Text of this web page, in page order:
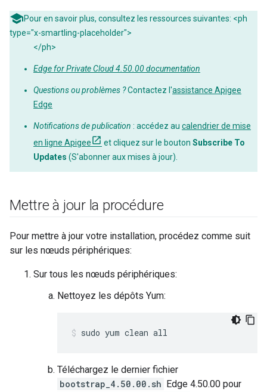
Pour en savoir plus, consultez les ressources suivantes: <ph
type="x-smartling-placeholder">
</ph>
Edge for Private Cloud 4.50.00 documentation
Questions ou problèmes ?Contactez l'assistance Apigee
Edge
Notifications de publication : accédez au calendrier de mise
en ligne Apigee
et cliquez sur le bouton Subscribe To
Updates (S'abonner aux mises à jour).
Mettre à jour la procédure
Pour mettre à jour votre installation, procédez comme suit
sur les nœuds périphériques:
Sur tous les nœuds périphériques:
Nettoyez les dépôts Yum:
sudo yum clean all
Téléchargez le dernier fichier
bootstrap_4.50.00.sh Edge 4.50.00 pour